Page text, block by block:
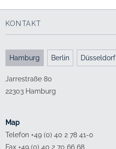
KONTAKT
Hamburg Berlin Düsseldorf
Jarrestraße 80
22303 Hamburg
Map
Telefon +49 (0) 40 2 78 41-0
Fax +49 (0) 40 2 70 66 68